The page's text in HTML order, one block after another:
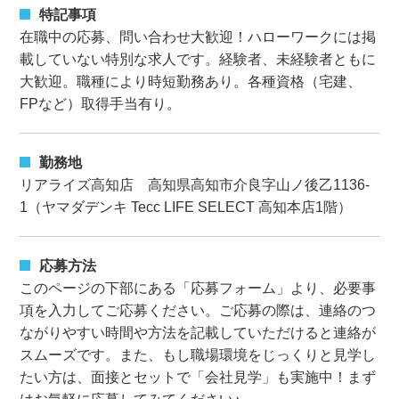
特記事項
在職中の応募、問い合わせ大歓迎！ハローワークには掲
載していない特別な求人です。経験者、未経験者ともに
大歓迎。職種により時短勤務あり。各種資格（宅建、
FPなど）取得手当有り。
勤務地
リアライズ高知店 高知県高知市介良字山ノ後乙1136-
1（ヤマダデンキ Tecc LIFE SELECT 高知本店1階）
応募方法
このページの下部にある「応募フォーム」より、必要事
項を入力してご応募ください。ご応募の際は、連絡のつ
ながりやすい時間や方法を記載していただけると連絡が
スムーズです。また、もし職場環境をじっくりと見学し
たい方は、面接とセットで「会社見学」も実施中！まず